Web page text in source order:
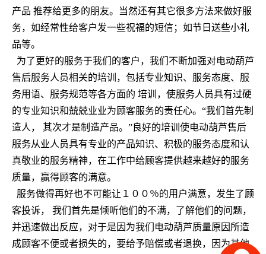
产品 推荐给更多的朋友。当然还有其它很多方法来做好服
务，如经常性给客户发一些祝福的短信；如节日送些小礼
品等。
为了更好的服务于我们的客户，我们不断加强对电动葫芦
售后服务人员相关的培训，包括专业知识、服务态度、服
务用语、服务规范等各方面的 培训，使服务人员具有过硬
的专业知识和兢兢业业为顾客服务的责任心。“我们首先制
造人， 其次才是制造产品。”良好的培训使电动葫芦售后
服务从业人员具有专业的产品知识、积极的服务态度和认
真敬业的服务精神，在工作中给顾客提供越来越好的服务
质量，赢得顾客的满意。
服务做得再好也不可能让１００％的用户满意，发生了顾
客投诉， 我们首先是倾听他们的不满，了解他们的问题，
并迅速做出反应，对于是因为我们电动葫芦质量原因所造
成顾客不便或者损失的，要给予赔偿或者退换，因为其他